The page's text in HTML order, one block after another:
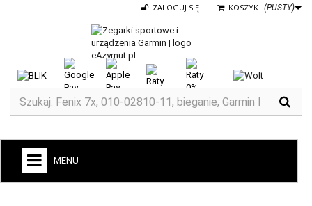
KOSZYK (PUSTY)
ZALOGUJ SIĘ
MENU